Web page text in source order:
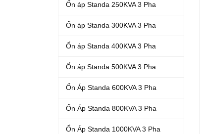
Ổn áp Standa 250KVA 3 Pha
Ổn áp Standa 300KVA 3 Pha
Ổn áp Standa 400KVA 3 Pha
Ổn áp Standa 500KVA 3 Pha
Ổn Áp Standa 600KVA 3 Pha
Ổn Áp Standa 800KVA 3 Pha
Ổn Áp Standa 1000KVA 3 Pha